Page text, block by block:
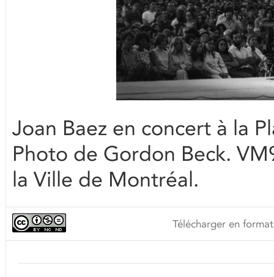
Joan Baez en concert à la
Photo de Gordon Beck.
la Ville de Montréal.
Télécharger en